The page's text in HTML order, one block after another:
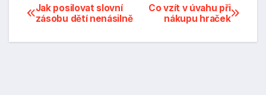
Navigace
pro
Co vzít v úvahu při
nákupu hraček
Jak posilovat slovní
zásobu dětí nenásilně